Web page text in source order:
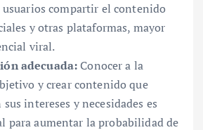
usuarios compartir el contenido
y otras plataformas, mayor
viral.
adecuada: Conocer a la
y crear contenido que
intereses y necesidades es
para aumentar la probabilidad de